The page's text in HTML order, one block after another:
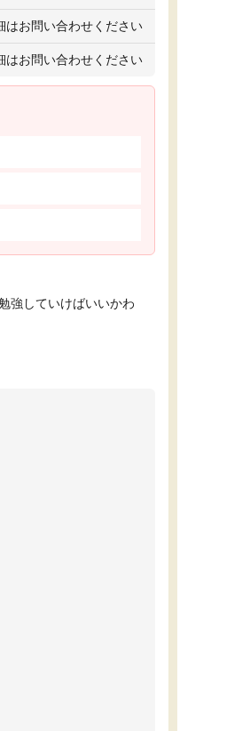
はお問い合わせください
はお問い合わせください
強していけばいいかわ